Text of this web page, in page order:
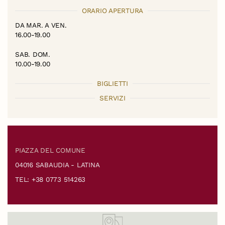
ORARIO APERTURA
DA MAR. A VEN.
16.00-19.00
SAB. DOM.
10.00-19.00
BIGLIETTI
SERVIZI
PIAZZA DEL COMUNE
04016 SABAUDIA - LATINA
TEL: +38 0773 514263